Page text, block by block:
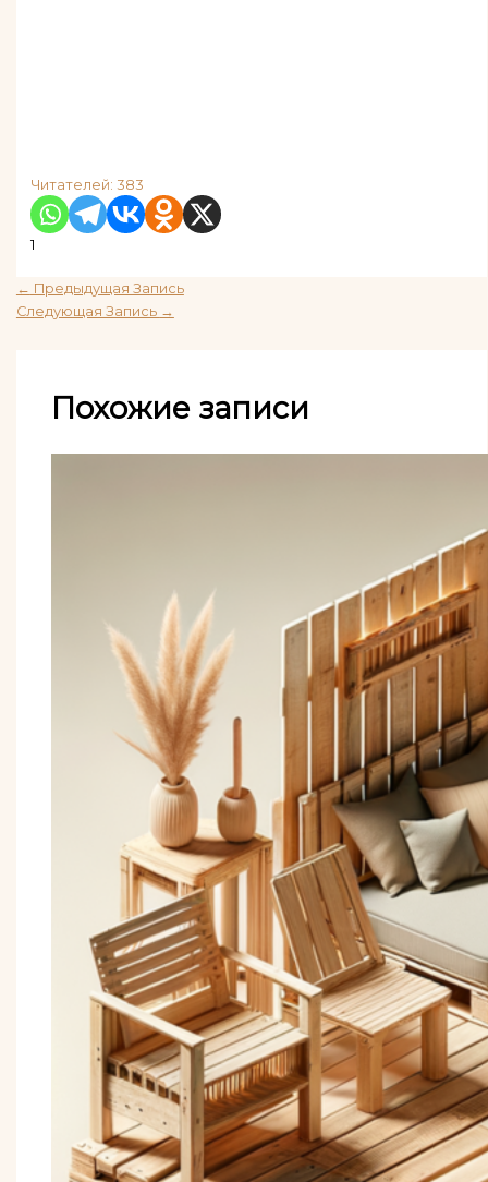
Читателей: 383
1
← Предыдущая Запись
Следующая Запись →
Похожие записи